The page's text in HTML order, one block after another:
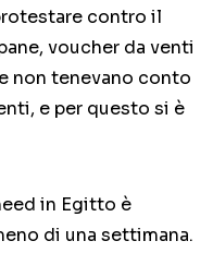
contro il
voucher da venti
non tenevano conto
e per questo si è
in Egitto è
di una settimana.